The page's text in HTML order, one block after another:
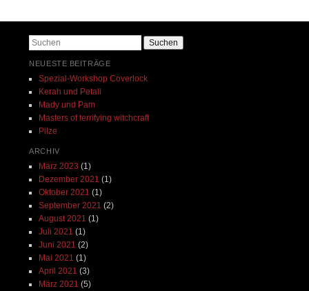
Suchen
NEUESTE BEITRÄGE
Spezial-Workshop Coverlock
Kerah und Petali
Mady und Pam
Masters of terrifying witchcraft
Pilze
ARCHIV
März 2023 (1)
Dezember 2021 (1)
Oktober 2021 (1)
September 2021 (2)
August 2021 (1)
Juli 2021 (1)
Juni 2021 (2)
Mai 2021 (1)
April 2021 (3)
März 2021 (5)